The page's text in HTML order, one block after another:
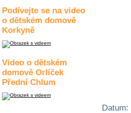
Podívejte se na video
o dětském domově
Korkyně
Video o dětském
domově Orlíček
Přední Chlum
Datum: